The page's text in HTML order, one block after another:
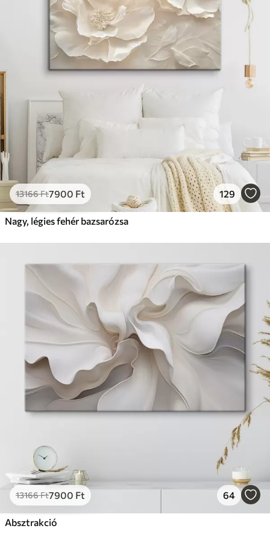
13166Ft7900 Ft 129
Nagy, légies fehér bazsarózsa
13166Ft7900 Ft 64
Absztrakció